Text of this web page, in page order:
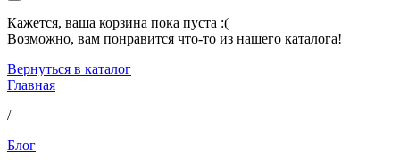
Кажется, ваша корзина пока пуста :(
Возможно, вам понравится что-то из нашего каталога!
Вернуться в каталог
Главная
/
Блог